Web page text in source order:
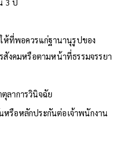
3 ปี
ห้ที่พอควรแก่ฐานานุรูปของ
สังคมหรือตามหน้าที่ธรรมจรรยา
ลาการวินิจฉัย
รือหลักประกันต่อเจ้าพนักงาน